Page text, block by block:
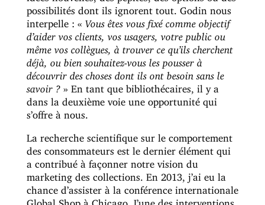
possibilités dont ils ignorent tout. Godin nous
interpelle : « Vous êtes vous fixé comme objectif
d’aider vos clients, vos usagers, votre public ou
même vos collègues, à trouver ce qu’ils cherchent
déjà, ou bien souhaitez-vous les pousser à
découvrir des choses dont ils ont besoin sans le
savoir ?» En tant que bibliothécaires, il y a
dans la deuxième voie une opportunité qui
s’offre à nous.
La recherche scientifique sur le comportement
des consommateurs est le dernier élément qui
a contribué à façonner notre vision du
marketing des collections. En 2013, j’ai eu la
chance d’assister à la conférence internationale
Global Shop à Chicago. L’une des interventions